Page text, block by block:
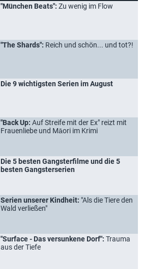
"München Beats": Zu wenig im Flow
"The Shards": Reich und schön... und tot?!
Die 9 wichtigsten Serien im August
"Back Up: Auf Streife mit der Ex" reizt mit
Frauenliebe und Māori im Krimi
Die 5 besten Gangsterfilme und die 5
besten Gangsterserien
Serien unserer Kindheit: "Als die Tiere den
Wald verließen"
"Surface - Das versunkene Dorf": Trauma
aus der Tiefe